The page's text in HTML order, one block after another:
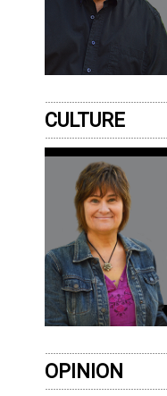
CULTURE
OPINION